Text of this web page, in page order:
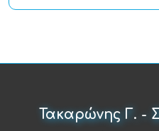
Τακαρώνης Γ. -